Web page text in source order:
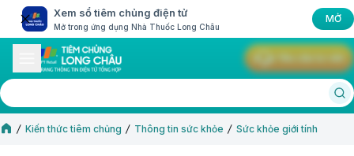
Xem sổ tiêm chủng điện tử
Mở trong ứng dụng Nhà Thuốc Long Châu
MỞ
Kiến thức tiêm chủng Thông tin sức khỏe Sức khỏe giới tính